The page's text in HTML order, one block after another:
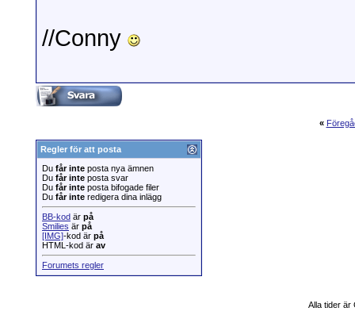
//Conny
«
Regler för att posta
Du får inte posta nya ämnen
Du får inte posta svar
Du får inte posta bifogade filer
Du får inte redigera dina inlägg
BB-kod är på
Smilies är på
[IMG]-kod är på
HTML-kod är av
Forumets regler
Alla tider är